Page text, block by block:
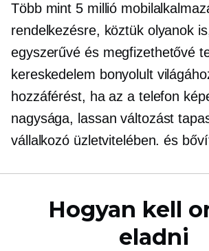
Több mint 5 millió
rendelkezésre, köztük olyanok
egyszerűvé és megfizethetővé
kereskedelem bonyolult
hozzáférést, ha az a telefon
nagysága, lassan változást
vállalkozó üzletvitelében. és
Hogyan kell
eladni